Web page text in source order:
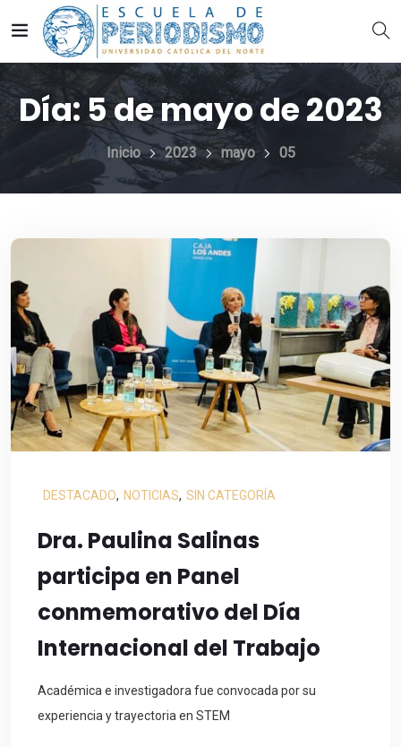
Día:5 de mayo de 2023
Inicio 2023 mayo 05
DESTACADO, NOTICIAS, SIN CATEGORÍA
Dra. Paulina Salinas
participa en Panel
conmemorativo del Día
Internacional del Trabajo
Académica e investigadora fue convocada por su
experiencia y trayectoria en STEM